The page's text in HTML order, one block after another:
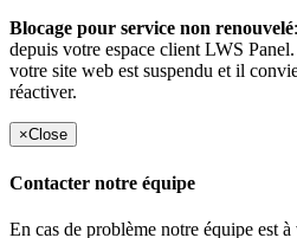
Blocage pour service non renouvelé
depuis votre espace client LWS
votre site web est suspendu et il
réactiver.
×Close
Contacter notre équipe
En cas de problème notre équipe est